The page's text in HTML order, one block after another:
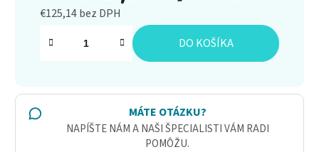
€125,14 bez DPH
Jednotková cena:
DO KOŠÍKA
MÁTE OTÁZKU?
NAPÍŠTE NÁM A NAŠI ŠPECIALISTI VÁM RADI
POMÔŽU.